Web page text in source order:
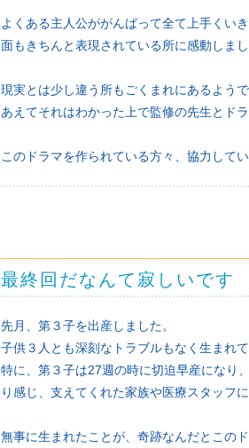
よくある主人公ががんばって全て上手くい
面もきちんと表現されている所に感動しまし
現実とは少し違う所もごくまれにあるようで
あえてそれはわかった上で監修の先生とド
このドラマを作られている方々、協力して
最終回だなんて寂しいです
先月、第３子を出産しました。
子供３人とも深刻なトラブルもなく生まれ
特に、第３子は27週の時に切迫早産になり
り感じ、支えてくれた家族や医療スタッフ
無事に生まれたことが、奇跡なんだとこの